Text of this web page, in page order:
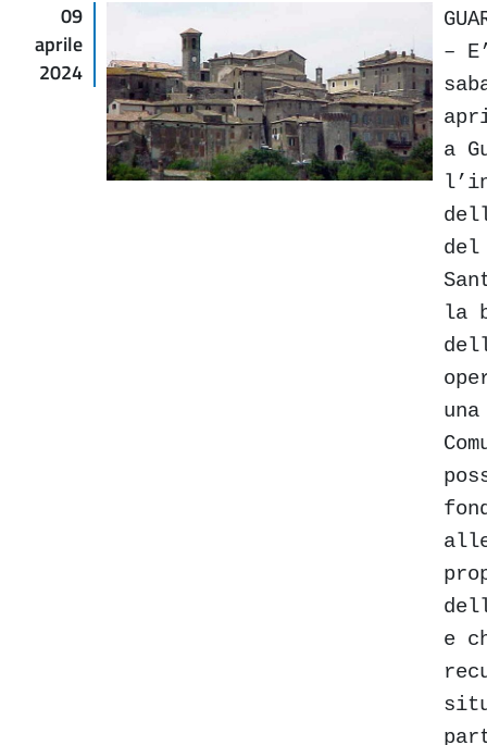
09
aprile
2024
–
a
del
la
e